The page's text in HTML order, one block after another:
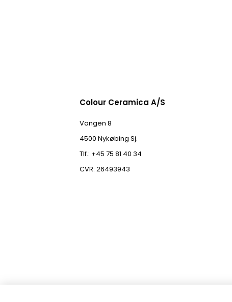
Colour Ceramica A/S
Vangen 8
4500 Nykøbing Sj.
Tlf.: +45 75 81 40 34
CVR: 26493943